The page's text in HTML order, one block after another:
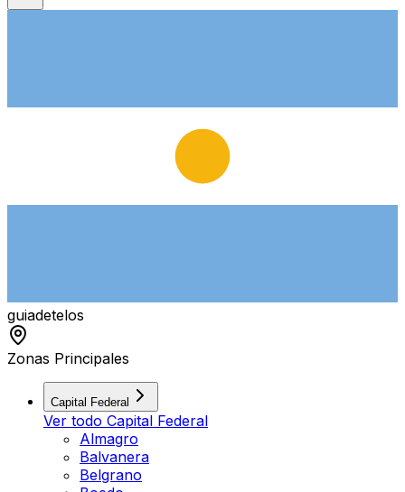
guiadetelos
Zonas Principales
Capital Federal
Ver todo Capital Federal
Almagro
Balvanera
Belgrano